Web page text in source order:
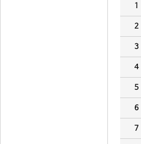
1
2
3
4
5
6
7